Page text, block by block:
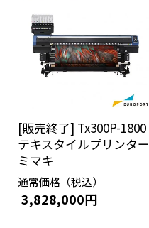
[販売終了] Tx300P-1800
テキスタイルプリンター
ミマキ
通常価格（税込）
3,828,000円